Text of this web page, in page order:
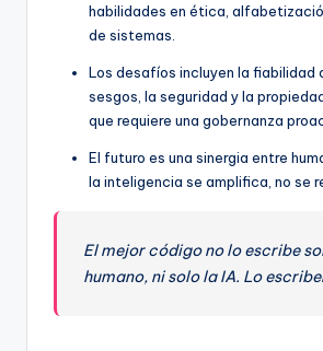
habilidades en ética,
de sistemas.
Los desafíos incluyen la fiabilidad
sesgos, la seguridad y la
que requiere una gobernanza
El futuro es una sinergia entre
la inteligencia se amplifica, no se
El mejor código no lo escribe
humano, ni solo la IA. Lo